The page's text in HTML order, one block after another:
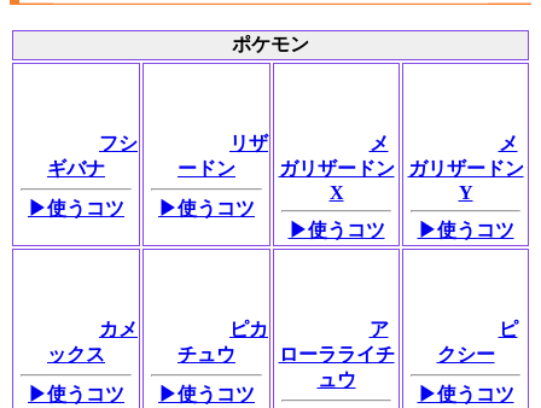
ポケモン
フシ
ギバナ
▶使うコツ
リザ
ードン
▶使うコツ
メ
ガリザードン
X
▶使うコツ
メ
ガリザードン
Y
▶使うコツ
カメ
ックス
▶使うコツ
ピカ
チュウ
▶使うコツ
ア
ローラライチ
ュウ
ピ
クシー
▶使うコツ